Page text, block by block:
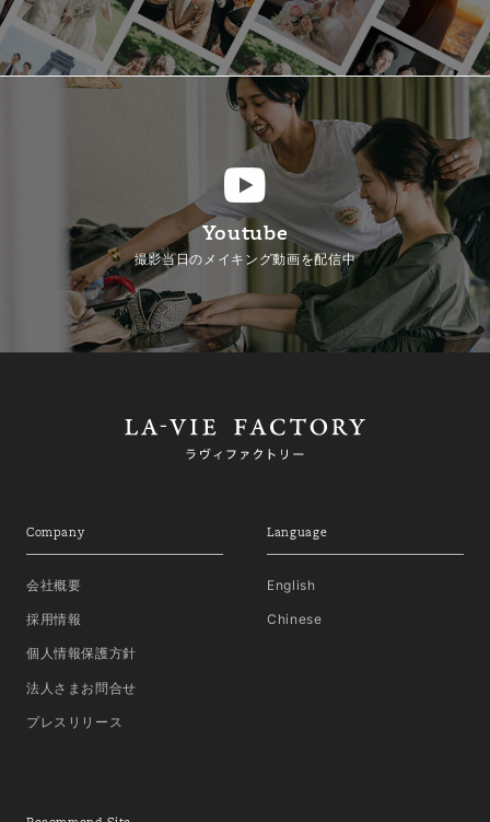
Youtube
撮影当日のメイキング動画を配信中
Company
会社概要
採用情報
個人情報保護方針
法人さまお問合せ
プレスリリース
Language
English
Chinese